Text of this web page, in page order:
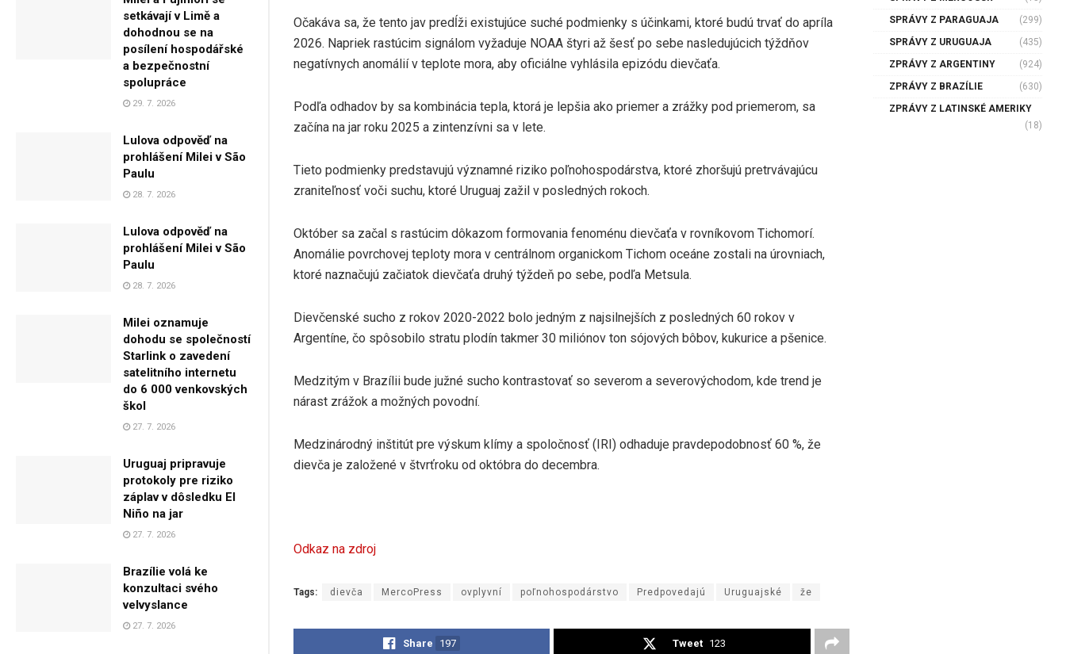
setkávají v Limě a
dohodnou se na
posílení hospodářské
a bezpečnostní
spolupráce
29. 7. 2026
Lulova odpověď na
prohlášení Milei v São
Paulu
28. 7. 2026
Lulova odpověď na
prohlášení Milei v São
Paulu
28. 7. 2026
Milei oznamuje
dohodu se společností
Starlink o zavedení
satelitního internetu
do 6 000 venkovských
škol
27. 7. 2026
Uruguaj pripravuje
protokoly pre riziko
záplav v dôsledku El
Niño na jar
27. 7. 2026
Brazílie volá ke
konzultaci svého
velvyslance
27. 7. 2026
Očakáva sa, že tento jav predĺži existujúce suché podmienky s účinkami, ktoré budú trvať do apríla
2026. Napriek rastúcim signálom vyžaduje NOAA štyri až šesť po sebe nasledujúcich týždňov
negatívnych anomálií v teplote mora, aby oficiálne vyhlásila epizódu dievčaťa.
Podľa odhadov by sa kombinácia tepla, ktorá je lepšia ako priemer a zrážky pod priemerom, sa
začína na jar roku 2025 a zintenzívni sa v lete.
Tieto podmienky predstavujú významné riziko poľnohospodárstva, ktoré zhoršujú pretrvávajúcu
zraniteľnosť voči suchu, ktoré Uruguaj zažil v posledných rokoch.
Október sa začal s rastúcim dôkazom formovania fenoménu dievčaťa v rovníkovom Tichomorí.
Anomálie povrchovej teploty mora v centrálnom organickom Tichom oceáne zostali na úrovniach,
ktoré naznačujú začiatok dievčaťa druhý týždeň po sebe, podľa Metsula.
Dievčenské sucho z rokov 2020-2022 bolo jedným z najsilnejších z posledných 60 rokov v
Argentíne, čo spôsobilo stratu plodín takmer 30 miliónov ton sójových bôbov, kukurice a pšenice.
Medzitým v Brazílii bude južné sucho kontrastovať so severom a severovýchodom, kde trend je
nárast zrážok a možných povodní.
Medzinárodný inštitút pre výskum klímy a spoločnosť (IRI) odhaduje pravdepodobnosť 60 %, že
dievča je založené v štvrťroku od októbra do decembra.
Odkaz na zdroj
Tags: dievča MercoPress ovplyvní poľnohospodárstvo Predpovedajú Uruguajské že
Share 197 Tweet 123
SPRÁVY Z PARAGUAJA
(299)
SPRÁVY Z URUGUAJA
(435)
ZPRÁVY Z ARGENTINY
(924)
ZPRÁVY Z BRAZÍLIE
(630)
ZPRÁVY Z LATINSKÉ AMERIKY
(18)